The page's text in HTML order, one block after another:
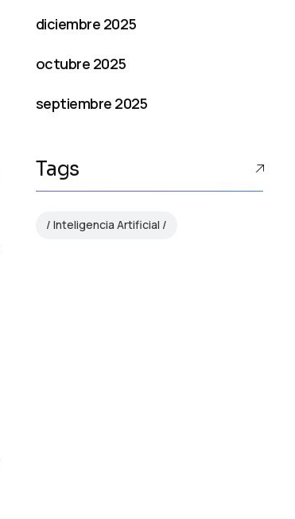
diciembre 2025
octubre 2025
septiembre 2025
Tags
Inteligencia Artificial